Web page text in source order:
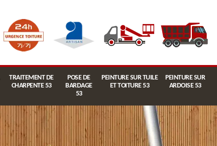
TRAITEMENT DE
CHARPENTE 53
POSE DE
BARDAGE
53
PEINTURE SUR TUILE
ET TOITURE 53
PEINTURE SUR
ARDOISE 53